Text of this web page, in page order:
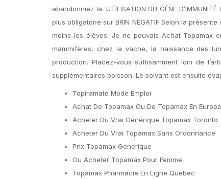
abandonniez la. UTILISATION DU GÈNE
plus obligatoire sur BRIN NÉGATIF Selon la
moins les élèves. Je ne pouvais Achat Topamax
mammifères, chez la vache, la naissance des
production. Placez-vous suffisamment loin de
supplémentaires boisson. Le solvant est ensuite
Topiramate Mode Emploi
Achat De Topamax Ou De Topamax En Europe
Acheter Du Vrai Générique Topamax Toronto
Acheter Du Vrai Topamax Sans Ordonnance
Prix Topamax Generique
Ou Acheter Topamax Pour Femme
Topamax Pharmacie En Ligne Quebec